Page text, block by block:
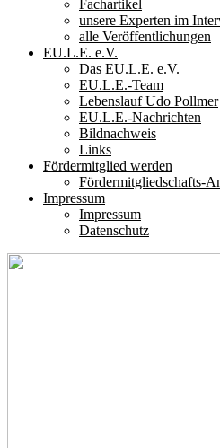
Fachartikel
unsere Experten im
alle Veröffentlichungen
EU.L.E. e.V.
Das EU.L.E. e.V.
EU.L.E.-Team
Lebenslauf Udo Pollmer
EU.L.E.-Nachrichten
Bildnachweis
Links
Fördermitglied werden
Fördermitgliedschafts-
Impressum
Impressum
Datenschutz